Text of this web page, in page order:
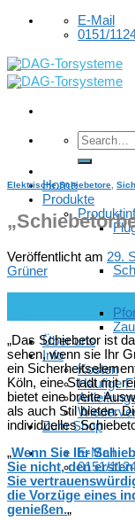
Skip
E-Mail
0151/
Home
Produkte
Über uns
Info
Kosten
Häufige
Zum Shop
E-Mail
0151/
Elektrische Schiebetore
Veröffentlicht am 29.
Grüner
„Das Schiebetor ist
sehen, wenn sie Ihr
ein
Köln, eine Stadt mit
bietet eine breite
als auch Stil bieten.
individuelles
„Wenn Sie Ihr
Sie nicht, den
Sie
die Vorzüge eines
genießen.„